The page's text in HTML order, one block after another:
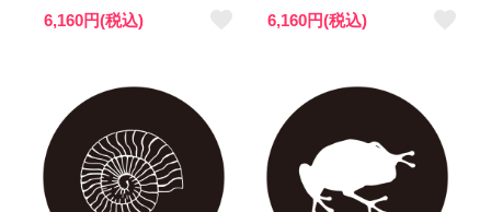
6,160円(税込) 6,160円(税込)